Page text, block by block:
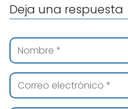
Deja una respuesta